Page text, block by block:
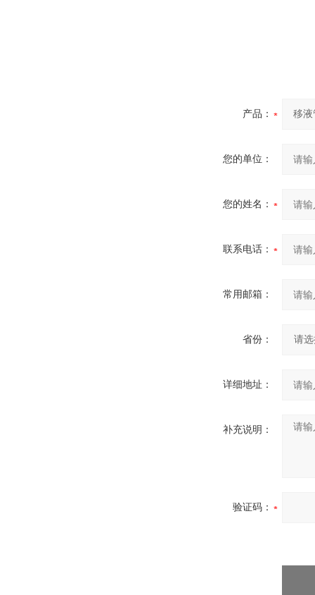
产品：
您的单位：
您的姓名：
联系电话：
常用邮箱：
省份：
详细地址：
补充说明：
验证码：